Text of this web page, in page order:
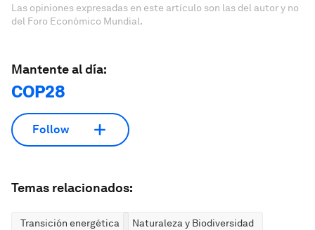
Las opiniones expresadas en este artículo son las del autor y no
del Foro Económico Mundial.
Mantente al día:
COP28
Follow
Temas relacionados:
Transición energética Naturaleza y Biodiversidad